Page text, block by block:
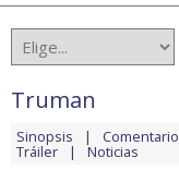
Truman
Sinopsis Comentario
Tráiler Noticias